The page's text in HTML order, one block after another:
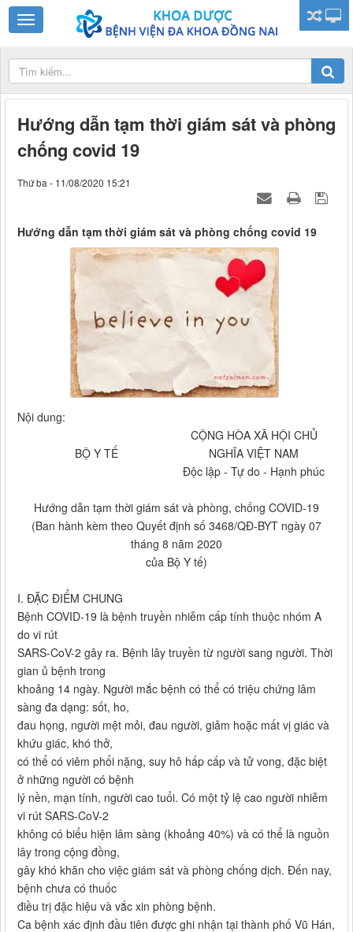
Hướng dẫn tạm thời giám sát và phòng
chống covid 19
Thứ ba - 11/08/2020 15:21
Hướng dẫn tạm thời giám sát và phòng chống covid 19
Nội dung:
BỘ Y TẾ
CỘNG HÒA XÃ HỘI CHỦ
NGHĨA VIỆT NAM
Độc lập - Tự do - Hạnh phúc
Hướng dẫn tạm thời giám sát và phòng, chống COVID-19
(Ban hành kèm theo Quyết định số 3468/QĐ-BYT ngày 07
tháng 8 năm 2020
của Bộ Y tế)
I. ĐẶC ĐIỂM CHUNG
Bệnh COVID-19 là bệnh truyền nhiễm cấp tính thuộc nhóm A
do vi rút
SARS-CoV-2 gây ra. Bệnh lây truyền từ người sang người. Thời
gian ủ bệnh trong
khoảng 14 ngày. Người mắc bệnh có thể có triệu chứng lâm
sàng đa dạng: sốt, ho,
đau họng, người mệt mỏi, đau người, giảm hoặc mất vị giác và
khứu giác, khó thở,
có thể có viêm phổi nặng, suy hô hấp cấp và tử vong, đặc biệt
ở những người có bệnh
lý nền, mạn tính, người cao tuổi. Có một tỷ lệ cao người nhiễm
vi rút SARS-CoV-2
không có biểu hiện lâm sàng (khoảng 40%) và có thể là nguồn
lây trong cộng đồng,
gây khó khăn cho việc giám sát và phòng chống dịch. Đến nay,
bệnh chưa có thuốc
điều trị đặc hiệu và vắc xin phòng bệnh.
Ca bệnh xác định đầu tiên được ghi nhận tại thành phố Vũ Hán,